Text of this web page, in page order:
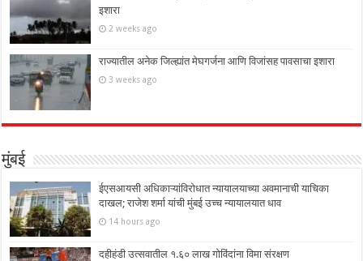
इशारा
2 weeks ago
राज्यातील अनेक जिल्ह्यांत मेघगर्जना आणि विजांसह पावसाचा इशारा
3 weeks ago
मुंबई
ईएसआयसी अधिकाऱ्यांविरोधात न्यायालयाच्या अवमानाची याचिका
दाखल; राजेश शर्मा यांची मुंबई उच्च न्यायालयात धाव
14 hours ago
दहीहंडी उत्सवातील १.६० लाख गोविंदांना विमा संरक्षण